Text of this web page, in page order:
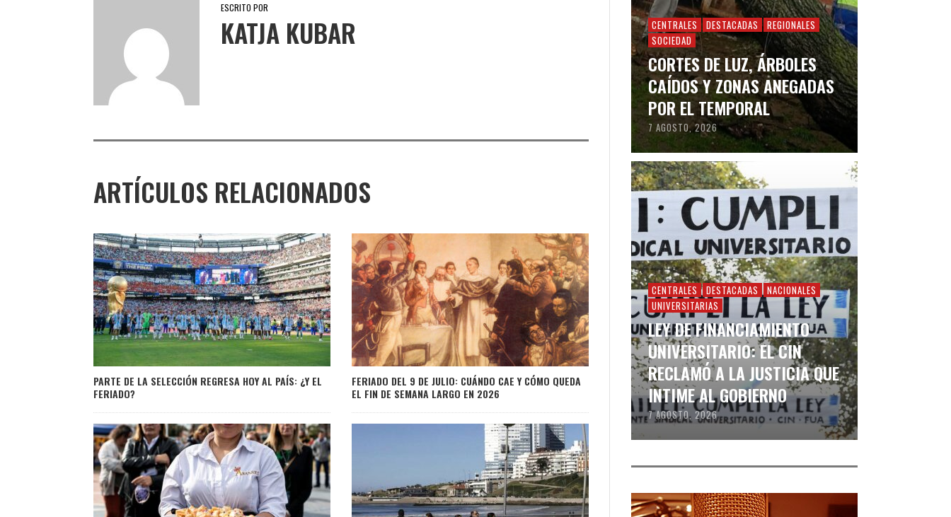
ESCRITO POR
KATJA KUBAR
ARTÍCULOS RELACIONADOS
PARTE DE LA SELECCIÓN REGRESA HOY AL PAÍS: ¿Y EL
FERIADO?
FERIADO DEL 9 DE JULIO: CUÁNDO CAE Y CÓMO QUEDA
EL FIN DE SEMANA LARGO EN 2026
CENTRALES DESTACADAS
REGIONALES
SOCIEDAD
CORTES DE LUZ, ÁRBOLES
CAÍDOS Y ZONAS ANEGADAS
POR EL TEMPORAL
7 AGOSTO, 2026
CENTRALES DESTACADAS
NACIONALES
UNIVERSITARIAS
LEY DE FINANCIAMIENTO
UNIVERSITARIO: EL CIN
RECLAMÓ A LA JUSTICIA QUE
INTIME AL GOBIERNO
7 AGOSTO, 2026